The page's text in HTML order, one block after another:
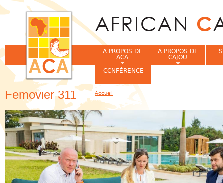
Femovier 311
A PROPOS DE
ACA
A PROPOS DE
CAJOU
CONFÉRENCE
Vous êtes ici
Accueil